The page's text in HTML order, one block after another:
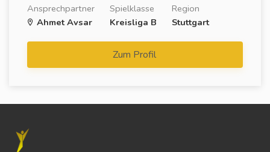
Ansprechpartner
Ahmet Avsar
Spielklasse
Kreisliga B
Region
Stuttgart
Zum Profil